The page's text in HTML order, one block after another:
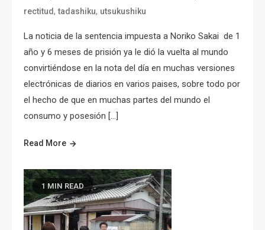
rectitud,tadashiku, utsukushiku
La noticia de la sentencia impuesta a Noriko Sakai de 1
año y 6 meses de prisión ya le dió la vuelta al mundo
convirtiéndose en la nota del día en muchas versiones
electrónicas de diarios en varios paises, sobre todo por
el hecho de que en muchas partes del mundo el
consumo y posesión […]
Read More
1 MIN READ